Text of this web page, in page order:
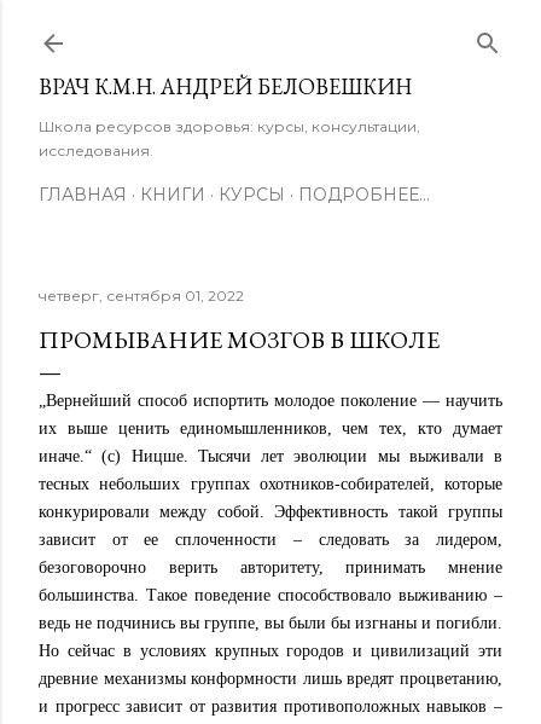
ВРАЧ К.М.Н. АНДРЕЙ БЕЛОВЕШКИН
Школа ресурсов здоровья: курсы, консультации,
исследования.
ГЛАВНАЯ КНИГИ КУРСЫ ПОДРОБНЕЕ…
четверг, сентября 01, 2022
ПРОМЫВАНИЕ МОЗГОВ В ШКОЛЕ
„Вернейший способ испортить молодое поколение — научить
их выше ценить единомышленников, чем тех, кто думает
иначе.“ (с) Ницше. Тысячи лет эволюции мы выживали в
тесных небольших группах охотников-собирателей, которые
конкурировали между собой. Эффективность такой группы
зависит от ее сплоченности – следовать за лидером,
безоговорочно верить авторитету, принимать мнение
большинства. Такое поведение способствовало выживанию –
ведь не подчинись вы группе, вы были бы изгнаны и погибли.
Но сейчас в условиях крупных городов и цивилизаций эти
древние механизмы конформности лишь вредят процветанию,
и прогресс зависит от развития противоположных навыков –